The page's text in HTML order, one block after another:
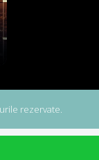
rezervate.